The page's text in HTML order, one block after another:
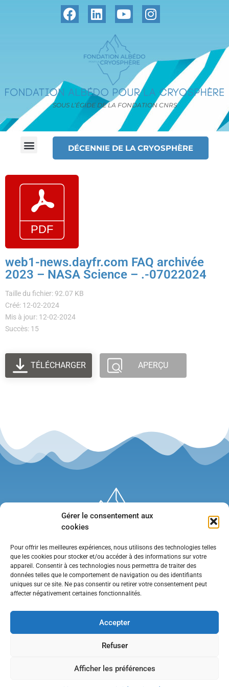
Gérer le consentement aux
cookies
Pour offrir les meilleures expériences, nous utilisons des technologies telles
que les cookies pour stocker et/ou accéder à des informations sur votre
appareil. Consentir à ces technologies nous permettra de traiter des
données telles que le comportement de navigation ou des identifiants
uniques sur ce site. Ne pas consentir ou retirer votre consentement peut
affecter négativement certaines fonctionnalités.
Accepter
Refuser
Afficher les préférences
SOUS L’ÉGIDE DE LA FONDATION CNRS
DÉCENNIE DE LA CRYOSPHÈRE
web1-news.dayfr.com FAQ archivée
2023 – NASA Science – .-07022024
Taille du fichier: 92.07 KB
Créé: 12-02-2024
Mis à jour: 12-02-2024
Succès: 15
TÉLÉCHARGER APERÇU
•Contact